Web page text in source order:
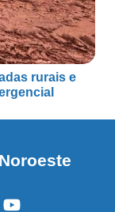
rurais e